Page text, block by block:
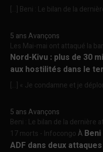
[…] Beni : Le bilan de la
5 ans Avançons
Les Mai-mai ont attaqué la
Nord-Kivu : plus de 30
aux hostilités dans le
[…] « Je condamne et je
5 ans Avançons
Beni : Le bilan de la dernière
17 morts - InfocongoÀ
ADF dans deux